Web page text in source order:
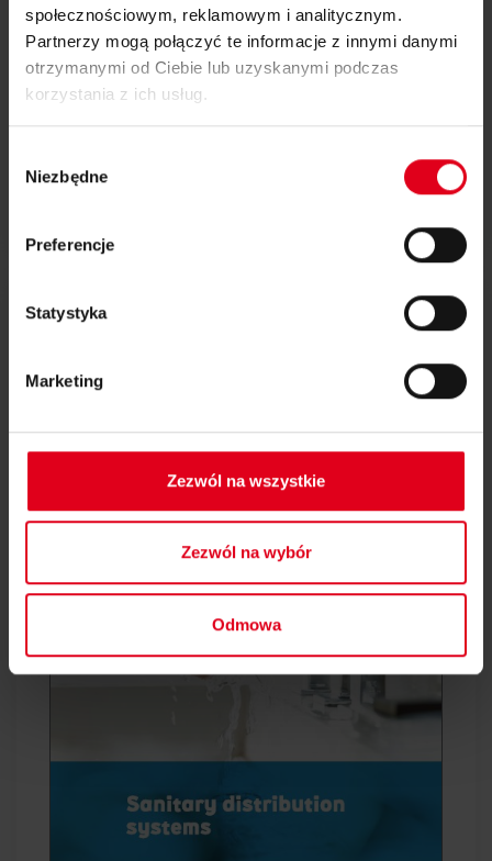
społecznościowym, reklamowym i analitycznym.
Partnerzy mogą połączyć te informacje z innymi danymi
otrzymanymi od Ciebie lub uzyskanymi podczas
korzystania z ich usług.
zgody
Niezbędne
Preferencje
Statystyka
Marketing
Zezwól na wszystkie
Zezwól na wybór
Odmowa
ER0008 - JUN2019
Techniczne rozwiązania do integracji z systemami
ogrzewania podłogowego
Download